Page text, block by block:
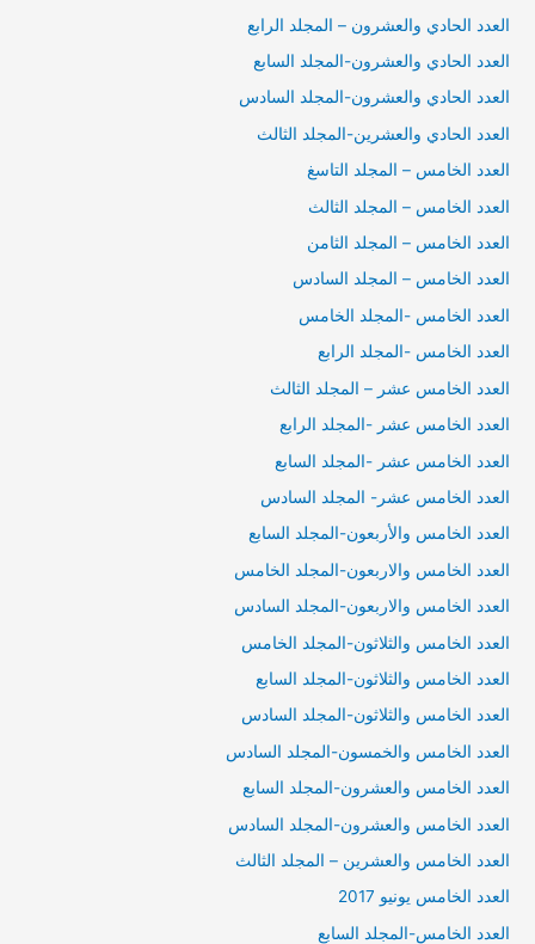
العدد الحادي والعشرون – المجلد الرابع
العدد الحادي والعشرون-المجلد السابع
العدد الحادي والعشرون-المجلد السادس
العدد الحادي والعشرين-المجلد الثالث
العدد الخامس – المجلد التاسغ
العدد الخامس – المجلد الثالث
العدد الخامس – المجلد الثامن
العدد الخامس – المجلد السادس
العدد الخامس -المجلد الخامس
العدد الخامس -المجلد الرابع
العدد الخامس عشر – المجلد الثالث
العدد الخامس عشر -المجلد الرابع
العدد الخامس عشر -المجلد السابع
العدد الخامس عشر- المجلد السادس
العدد الخامس والأربعون-المجلد السابع
العدد الخامس والاربعون-المجلد الخامس
العدد الخامس والاربعون-المجلد السادس
العدد الخامس والثلاثون-المجلد الخامس
العدد الخامس والثلاثون-المجلد السابع
العدد الخامس والثلاثون-المجلد السادس
العدد الخامس والخمسون-المجلد السادس
العدد الخامس والعشرون-المجلد السابع
العدد الخامس والعشرون-المجلد السادس
العدد الخامس والعشرين – المجلد الثالث
العدد الخامس يونيو 2017
العدد الخامس-المجلد السابع